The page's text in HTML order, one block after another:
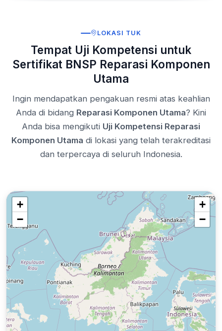
LOKASI TUK
Tempat Uji Kompetensi untuk
Sertifikat BNSP Reparasi Komponen
Utama
Ingin mendapatkan pengakuan resmi atas keahlian
Anda di bidang Reparasi Komponen Utama? Kini
Anda bisa mengikuti Uji Kompetensi Reparasi
Komponen Utama di lokasi yang telah terakreditasi
dan terpercaya di seluruh Indonesia.
+
−
+
−